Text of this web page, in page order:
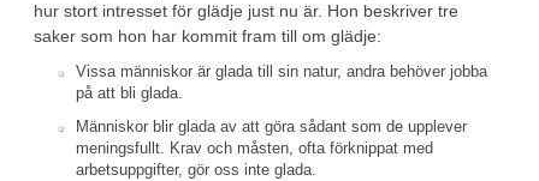
hur stort intresset för glädje just nu är. Hon beskriver tre
saker som hon har kommit fram till om glädje:
Vissa människor är glada till sin natur, andra behöver jobba
på att bli glada.
Människor blir glada av att göra sådant som de upplever
meningsfullt. Krav och måsten, ofta förknippat med
arbetsuppgifter, gör oss inte glada.